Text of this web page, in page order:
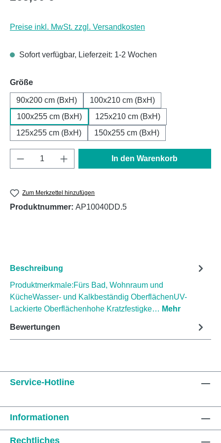
Preise inkl. MwSt. zzgl. Versandkosten
Sofort verfügbar, Lieferzeit: 1-2 Wochen
Größeauswählen
90x200 cm (BxH)
100x210 cm (BxH)
100x255 cm (BxH)
125x210 cm (BxH)
125x255 cm (BxH)
150x255 cm (BxH)
Produkt Anzahl: Gib den gewünschten
In den Warenkorb
Zum Merkzettel hinzufügen
Produktnummer: AP10040DD.5
Beschreibung
Produktmerkmale:Fürs Bad, Wohnraum und
KücheWasser- und Kalkbeständig OberflächenUV-
Lackierte Oberflächenhohe Kratzfestigke… Mehr
Bewertungen
Service-Hotline
Informationen
Rechtliches